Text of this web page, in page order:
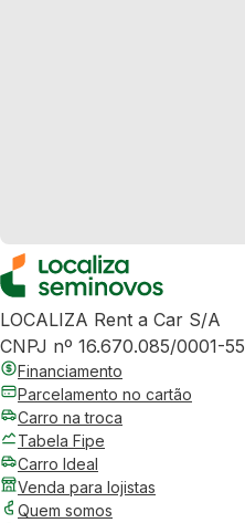
LOCALIZA Rent a Car S/A
CNPJ nº 16.670.085/0001-55
Financiamento
Parcelamento no cartão
Carro na troca
Tabela Fipe
Carro Ideal
Venda para lojistas
Quem somos